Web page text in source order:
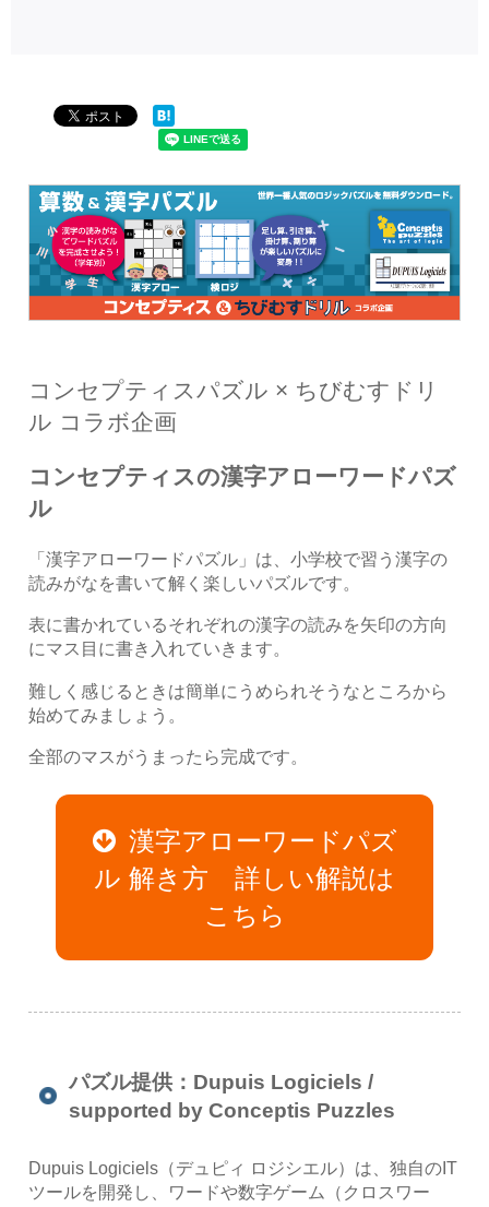
コンセプティスパズル × ちびむすドリ
ル コラボ企画
コンセプティスの漢字アローワードパズ
ル
「漢字アローワードパズル」は、小学校で習う漢字の
読みがなを書いて解く楽しいパズルです。
表に書かれているそれぞれの漢字の読みを矢印の方向
にマス目に書き入れていきます。
難しく感じるときは簡単にうめられそうなところから
始めてみましょう。
全部のマスがうまったら完成です。
漢字アローワードパズ
ル 解き方 詳しい解説は
こちら
パズル提供：Dupuis Logiciels /
supported by Conceptis Puzzles
Dupuis Logiciels（デュピィ ロジシエル）は、独自のIT
ツールを開発し、ワードや数字ゲーム（クロスワー